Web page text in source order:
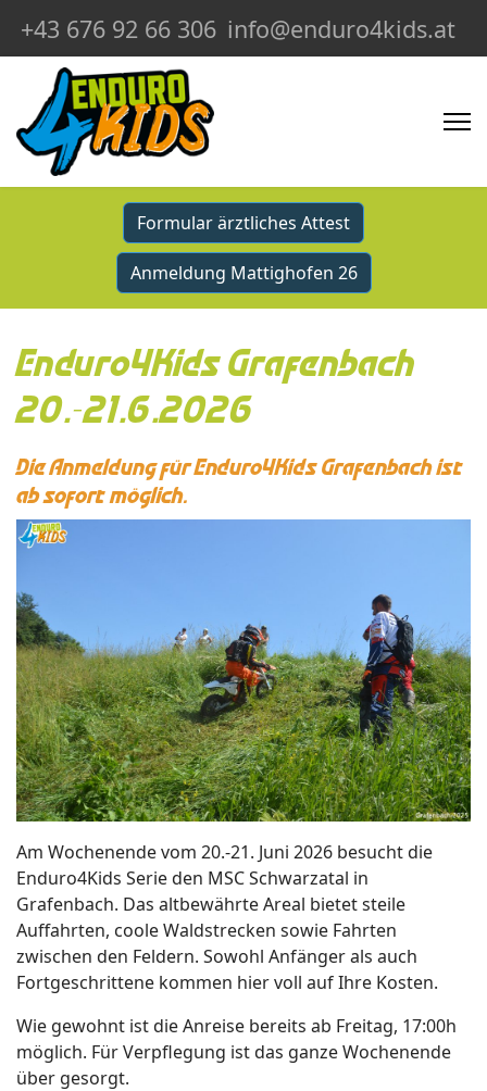
+43 676 92 66 306 info@enduro4kids.at
Formular ärztliches Attest
Anmeldung Mattighofen 26
Enduro4Kids Grafenbach
20.-21.6.2026
Die Anmeldung für Enduro4Kids Grafenbach ist
ab sofort möglich.
Am Wochenende vom 20.-21. Juni 2026 besucht die
Enduro4Kids Serie den MSC Schwarzatal in
Grafenbach. Das altbewährte Areal bietet steile
Auffahrten, coole Waldstrecken sowie Fahrten
zwischen den Feldern. Sowohl Anfänger als auch
Fortgeschrittene kommen hier voll auf Ihre Kosten.
Wie gewohnt ist die Anreise bereits ab Freitag, 17:00h
möglich. Für Verpflegung ist das ganze Wochenende
über gesorgt.